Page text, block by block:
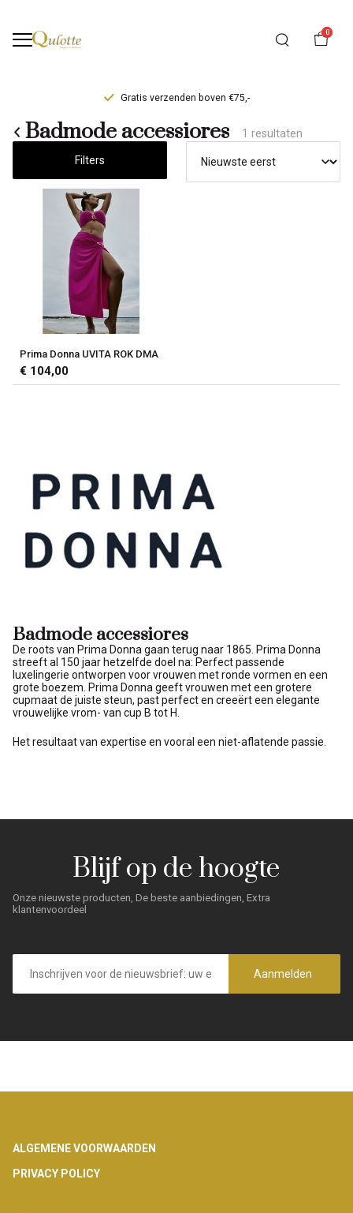
0
Gratis verzenden boven €75,-
Badmode
accessiores
Qulotte
Badmode accessiores 1 resultaten
Filters
Prima Donna UVITA ROK DMA
€ 104,00
Badmode accessiores
De roots van Prima Donna gaan terug naar 1865. Prima Donna
streeft al 150 jaar hetzelfde doel na: Perfect passende
luxelingerie ontworpen voor vrouwen met ronde vormen en een
grote boezem. Prima Donna geeft vrouwen met een grotere
cupmaat de juiste steun, past perfect en creeërt een elegante
vrouwelijke vrom- van cup B tot H.
Het resultaat van expertise en vooral een niet-aflatende passie.
Blijf op de hoogte
Onze nieuwste producten, De beste aanbiedingen, Extra
klantenvoordeel
E-
mailadres
Aanmelden
Footer
ALGEMENE VOORWAARDEN
PRIVACY POLICY